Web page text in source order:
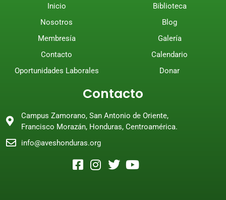
Inicio
Nosotros
Membresía
Contacto
Oportunidades Laborales
Biblioteca
Blog
Galería
Calendario
Donar
Contacto
Campus Zamorano, San Antonio de Oriente,
Francisco Morazán, Honduras, Centroamérica.
info@aveshonduras.org